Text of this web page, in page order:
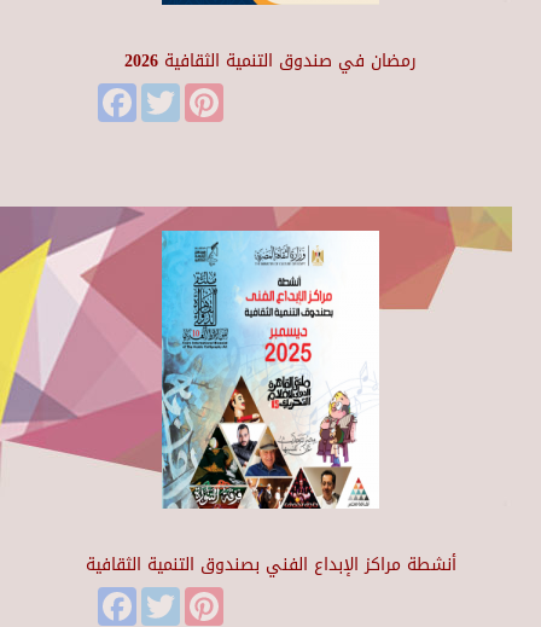
رمضان في صندوق التنمية الثقافية 2026
FacebookTwitter
أنشطة مراكز الإبداع الفني بصندوق التنمية الثقافية
FacebookTwitter